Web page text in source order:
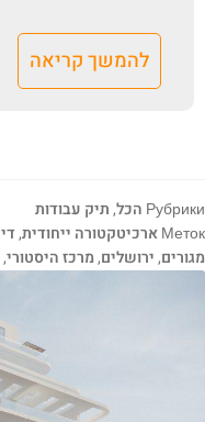
להמשך קריאה
Рубрики הכל,תיק עבודות
Метокארכיטקטורה ייחודית,
מגורים,ירושלים,מרכז היסטורי,